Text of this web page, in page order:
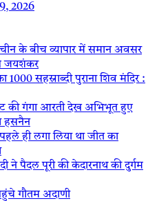
2026
के बीच व्यापार में समान अवसर
जयशंकर
सहस्राब्दी पुराना शिव मंदिर :
की गंगा आरती देख अभिभूत हुए
हसनैन
ही लगा लिया था जीत का
ने पैदल पूरी की केदारनाथ की दुर्गम
गौतम अदाणी